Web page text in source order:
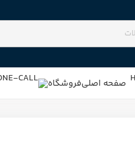
صفحه اصلیفروشگاه